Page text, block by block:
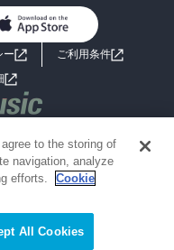
子向けラノベ
小説
ビア写真集
問い合わせ
ー
ご利用条件
Inc.
domestic market only
to the storing of
navigation, analyze
efforts.
Cookie
All Cookies